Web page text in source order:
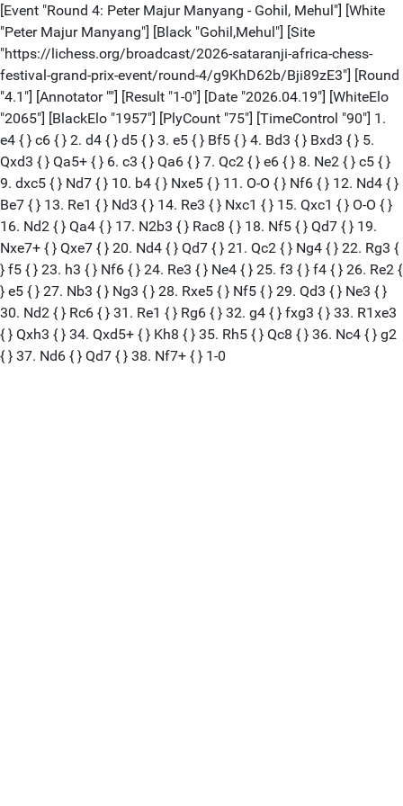
[Event "Round 4: Peter Majur Manyang - Gohil, Mehul"] [White
"Peter Majur Manyang"] [Black "Gohil,Mehul"] [Site
"https://lichess.org/broadcast/2026-sataranji-africa-chess-
festival-grand-prix-event/round-4/g9KhD62b/Bji89zE3"] [Round
"4.1"] [Annotator ""] [Result "1-0"] [Date "2026.04.19"] [WhiteElo
"2065"] [BlackElo "1957"] [PlyCount "75"] [TimeControl "90"] 1.
e4 { } c6 { } 2. d4 { } d5 { } 3. e5 { } Bf5 { } 4. Bd3 { } Bxd3 { } 5.
Qxd3 { } Qa5+ { } 6. c3 { } Qa6 { } 7. Qc2 { } e6 { } 8. Ne2 { } c5 { }
9. dxc5 { } Nd7 { } 10. b4 { } Nxe5 { } 11. O-O { } Nf6 { } 12. Nd4 { }
Be7 { } 13. Re1 { } Nd3 { } 14. Re3 { } Nxc1 { } 15. Qxc1 { } O-O { }
16. Nd2 { } Qa4 { } 17. N2b3 { } Rac8 { } 18. Nf5 { } Qd7 { } 19.
Nxe7+ { } Qxe7 { } 20. Nd4 { } Qd7 { } 21. Qc2 { } Ng4 { } 22. Rg3 {
} f5 { } 23. h3 { } Nf6 { } 24. Re3 { } Ne4 { } 25. f3 { } f4 { } 26. Re2 {
} e5 { } 27. Nb3 { } Ng3 { } 28. Rxe5 { } Nf5 { } 29. Qd3 { } Ne3 { }
30. Nd2 { } Rc6 { } 31. Re1 { } Rg6 { } 32. g4 { } fxg3 { } 33. R1xe3
{ } Qxh3 { } 34. Qxd5+ { } Kh8 { } 35. Rh5 { } Qc8 { } 36. Nc4 { } g2
{ } 37. Nd6 { } Qd7 { } 38. Nf7+ { } 1-0